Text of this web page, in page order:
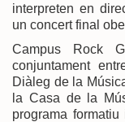
interpreten en
un concert final
Campus Rock
conjuntament
Diàleg de la
la Casa de la
programa